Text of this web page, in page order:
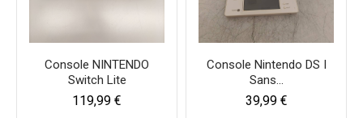
Console NINTENDO
Switch Lite
119,99 €
Console Nintendo DS I
Sans...
39,99 €